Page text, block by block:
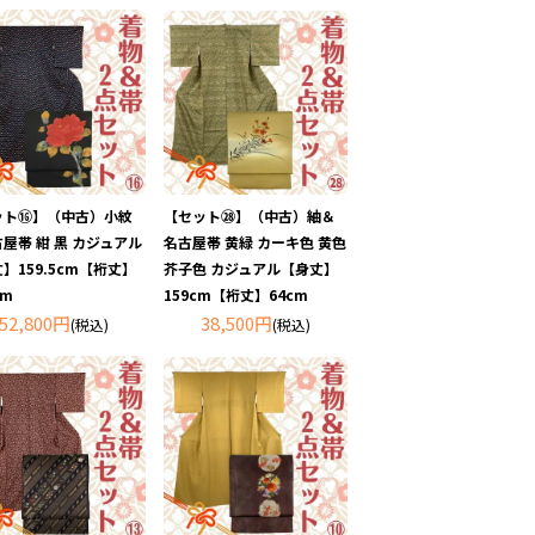
ト⑯】（中古）小紋
帯 紺 黒 カジュアル
159.5cm【裄丈】
円(税込)
【セット㉘】（中古）紬＆
名古屋帯 黄緑 カーキ色 黄色
芥子色 カジュアル【身丈】
159cm【裄丈】64cm
38,500円(税込)